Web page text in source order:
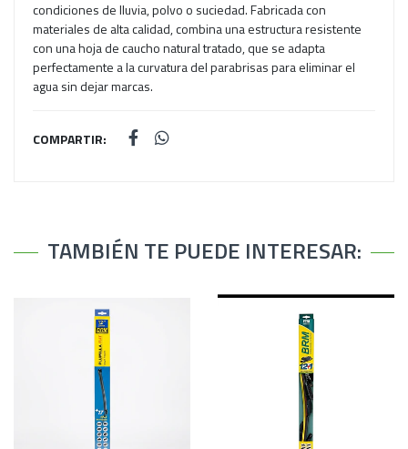
condiciones de lluvia, polvo o suciedad. Fabricada con
materiales de alta calidad, combina una estructura resistente
con una hoja de caucho natural tratado, que se adapta
perfectamente a la curvatura del parabrisas para eliminar el
agua sin dejar marcas.
COMPARTIR:
TAMBIÉN TE PUEDE INTERESAR: